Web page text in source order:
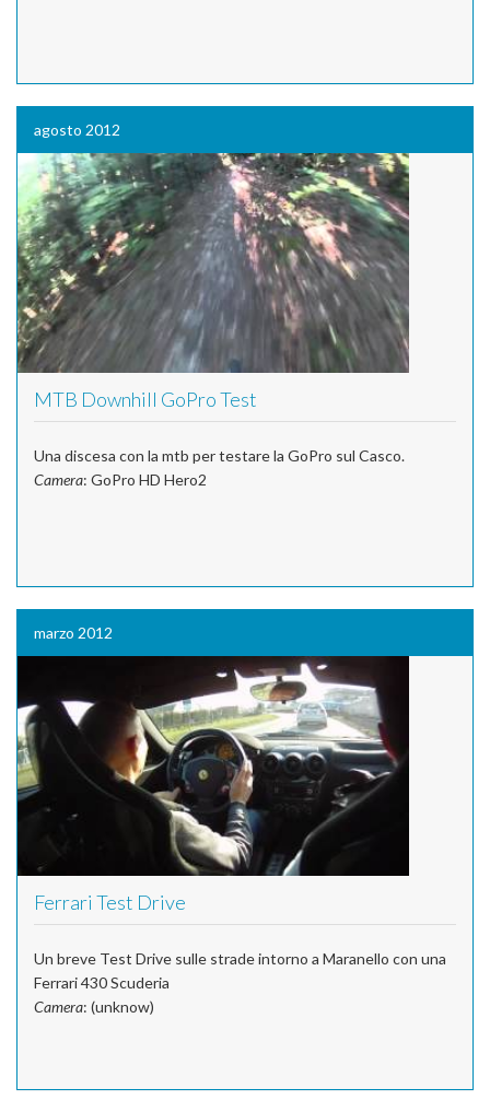
agosto 2012
MTB Downhill GoPro Test
Una discesa con la mtb per testare la GoPro sul Casco.
Camera: GoPro HD Hero2
marzo 2012
Ferrari Test Drive
Un breve Test Drive sulle strade intorno a Maranello con una
Ferrari 430 Scuderia
Camera: (unknow)